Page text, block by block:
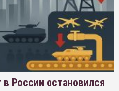
России остановился